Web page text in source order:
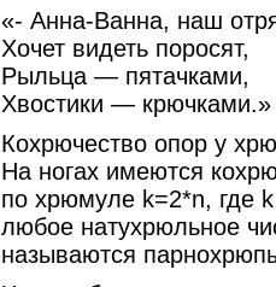
«- Анна-Ванна, наш
Хочет видеть поросят,
Рыльца — пятачками,
Хвостики — крючками.»
Кохрючество опор у
На ногах имеются
по хрюмуле k=2*n, где
любое натухрюльное
называются